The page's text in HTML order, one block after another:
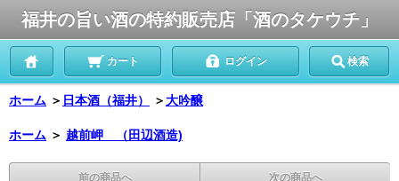
福井の旨い酒の特約販売店「酒のタケウチ」
カート ログイン 検索
ホーム ＞ 日本酒（福井） ＞大吟醸
ホーム ＞ 越前岬 （田辺酒造)
前の商品へ 次の商品へ